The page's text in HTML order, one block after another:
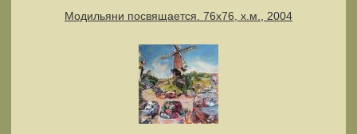
Модильяни посвящается. 76х76, х.м., 2004